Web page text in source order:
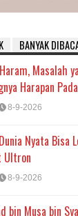
BANYAK
Masalah
Harapan
8-9-2026
Nyata Bisa
Ultron
8-9-2026
bin Musa bin